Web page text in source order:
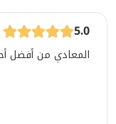
5.0
المعادي من أفضل